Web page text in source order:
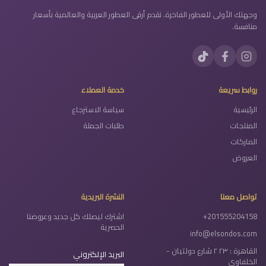
وجهتك الأولى للعطور الفاخرة. نقدم أرقى العطور العربية والعالمية بأسعار
منافسة.
روابط سريعة
الرئيسية
المنتجات
الماركات
العروض
خدمة العملاء
سياسة الاسترجاع
طلبات الجملة
تواصل معنا
+201555204158
info@elsondos.com
القاهرة : ٢٣ ٢ شارع دولتيان -
الخلفاوي
النشرة البريدية
اشترك ليصلك كل جديد وعروضنا
الحصرية
البريد الإلكتروني